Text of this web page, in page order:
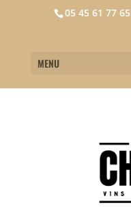
05 45 61 77 65
MENU